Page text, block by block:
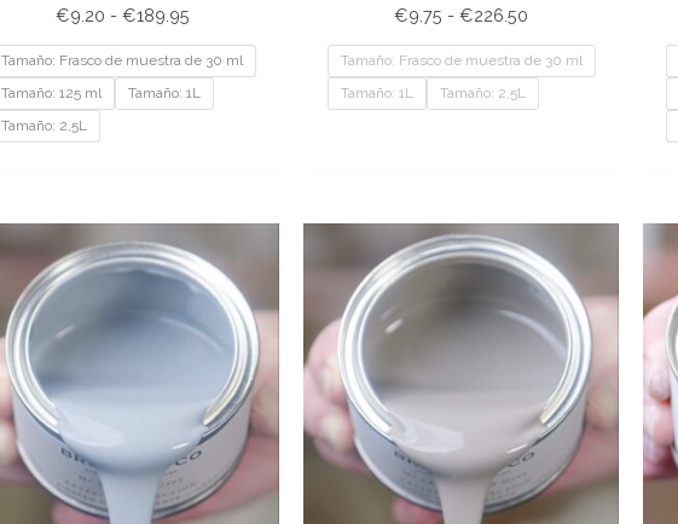
€9.20 - €189.95
Tamaño: Frasco de muestra de 30 ml
Tamaño: 125 ml
Tamaño: 1L
Tamaño: 2,5L
€9.75 - €226.50
Tamaño: Frasco de muestra de 30 ml
Tamaño: 1L
Tamaño: 2,5L
de
precios:
desde
€9.20
hasta
€201.95
de
precios:
desde
€9.20
hasta
€201.95